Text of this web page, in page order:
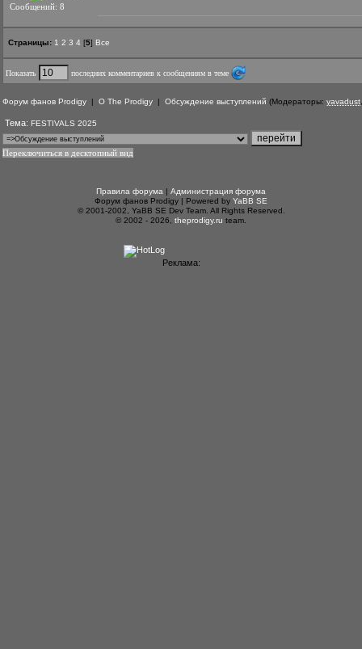
Сообщений: 8
Страницы: 1 2 3 4 [5] Все
Показать последних комментариев к сообщениям в теме
Форум фанов Prodigy | О The Prodigy | Обсуждение выступлений (Модераторы: yavadust
Тема: FESTIVALS 2025
Переключиться в десктопный вид
Правила форума | Администрация форума
Форум фанов Prodigy | Powered by YaBB SE
© 2001-2002, YaBB SE Dev Team. All Rights Reserved.
© 2002 - 2026, theprodigy.ru team.
Реклама: